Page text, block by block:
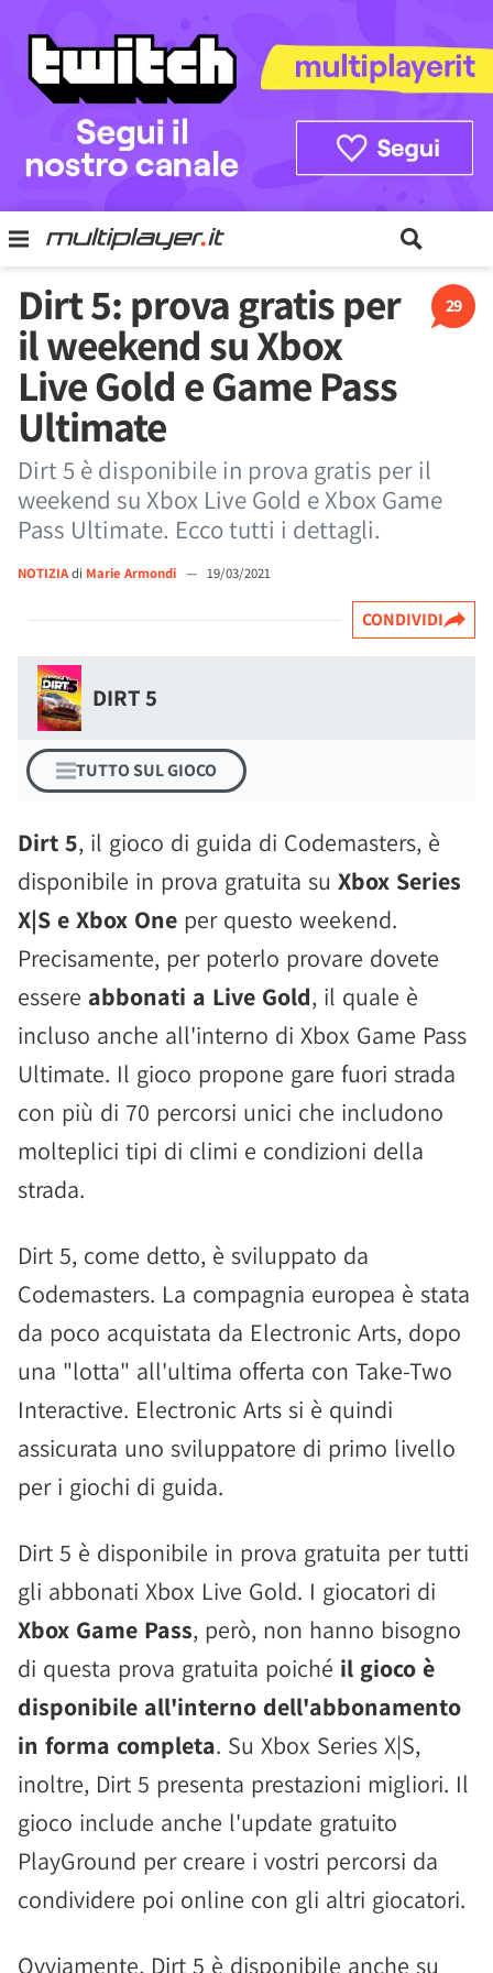
29
Dirt 5: prova gratis per
il weekend su Xbox
Live Gold e Game Pass
Ultimate
Dirt 5 è disponibile in prova gratis per il
weekend su Xbox Live Gold e Xbox Game
Pass Ultimate. Ecco tutti i dettagli.
NOTIZIAdi Marie Armondi — 19/03/2021
CONDIVIDI
DIRT 5
TUTTO SUL GIOCO
Dirt 5, il gioco di guida di Codemasters, è
disponibile in prova gratuita su Xbox Series
X|S e Xbox One per questo weekend.
Precisamente, per poterlo provare dovete
essere abbonati a Live Gold, il quale è
incluso anche all'interno di Xbox Game Pass
Ultimate. Il gioco propone gare fuori strada
con più di 70 percorsi unici che includono
molteplici tipi di climi e condizioni della
strada.
Dirt 5, come detto, è sviluppato da
Codemasters. La compagnia europea è stata
da poco acquistata da Electronic Arts, dopo
una "lotta" all'ultima offerta con Take-Two
Interactive. Electronic Arts si è quindi
assicurata uno sviluppatore di primo livello
per i giochi di guida.
Dirt 5 è disponibile in prova gratuita per tutti
gli abbonati Xbox Live Gold. I giocatori di
Xbox Game Pass, però, non hanno bisogno
di questa prova gratuita poiché il gioco è
disponibile all'interno dell'abbonamento
in forma completa. Su Xbox Series X|S,
inoltre, Dirt 5 presenta prestazioni migliori. Il
gioco include anche l'update gratuito
PlayGround per creare i vostri percorsi da
condividere poi online con gli altri giocatori.
Ovviamente, Dirt 5 è disponibile anche su